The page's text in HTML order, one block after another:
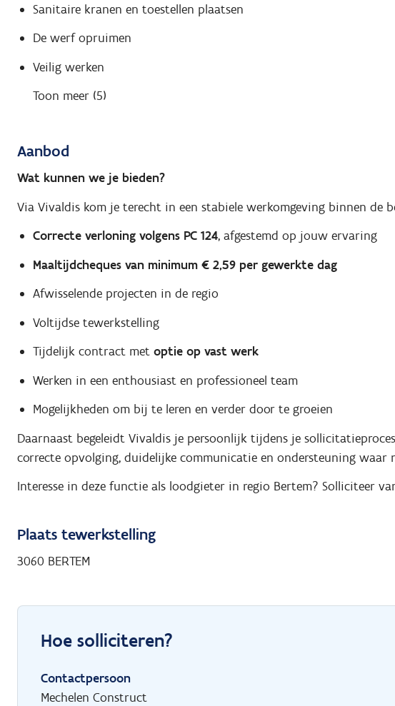
Sanitaire kranen en toestellen plaatsen
De werf opruimen
Veilig werken
Toon meer (5)
Aanbod
Wat kunnen we je bieden?
Via Vivaldis kom je terecht in een stabiele werkomgeving binnen de
Correcte verloning volgens PC 124, afgestemd op jouw ervaring
Maaltijdcheques van minimum € 2,59 per gewerkte dag
Afwisselende projecten in de regio
Voltijdse tewerkstelling
Tijdelijk contract met optie op vast werk
Werken in een enthousiast en professioneel team
Mogelijkheden om bij te leren en verder door te groeien
Daarnaast begeleidt Vivaldis je persoonlijk tijdens je
correcte opvolging, duidelijke communicatie en ondersteuning waar
Interesse in deze functie als loodgieter in regio Bertem? Solliciteer
Plaats tewerkstelling
3060 BERTEM
Hoe solliciteren?
Contactpersoon
Mechelen Construct